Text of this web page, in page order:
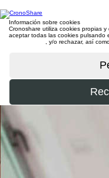
Información sobre cookies
Cronoshare utiliza cookies propias
aceptar todas las cookies pulsando
, y/o rechazar, así